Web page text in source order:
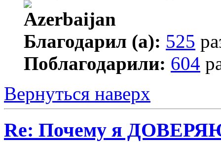
Благодарил (а): 525
Поблагодарили: 604
Вернуться наверх
Re: Почему я